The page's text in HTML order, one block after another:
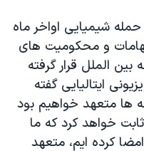
شیمیایی اواخر ماه
و محکومیت های
الملل قرار گرفته
ایتالیایی گفته
ها متعهد خواهیم بود
خواهد کرد که ما
کرده ایم، متعهد